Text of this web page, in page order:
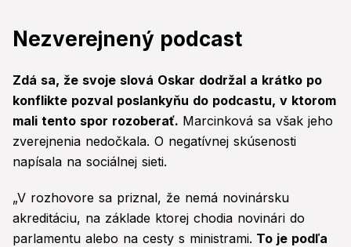
Nezverejnený podcast
Zdá sa, že svoje slová Oskar dodržal a krátko po
konflikte pozval poslankyňu do podcastu, v ktorom
mali tento spor rozoberať. Marcinková sa však jeho
zverejnenia nedočkala. O negatívnej skúsenosti
napísala na sociálnej sieti.
„V rozhovore sa priznal, že nemá novinársku
akreditáciu, na základe ktorej chodia novinári do
parlamentu alebo na cesty s ministrami. To je podľa